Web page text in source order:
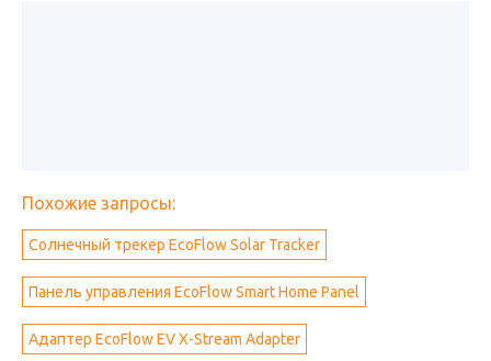
Похожие запросы:
Солнечный трекер EcoFlow Solar Tracker
Панель управления EcoFlow Smart Home Panel
Адаптер EcoFlow EV X-Stream Adapter